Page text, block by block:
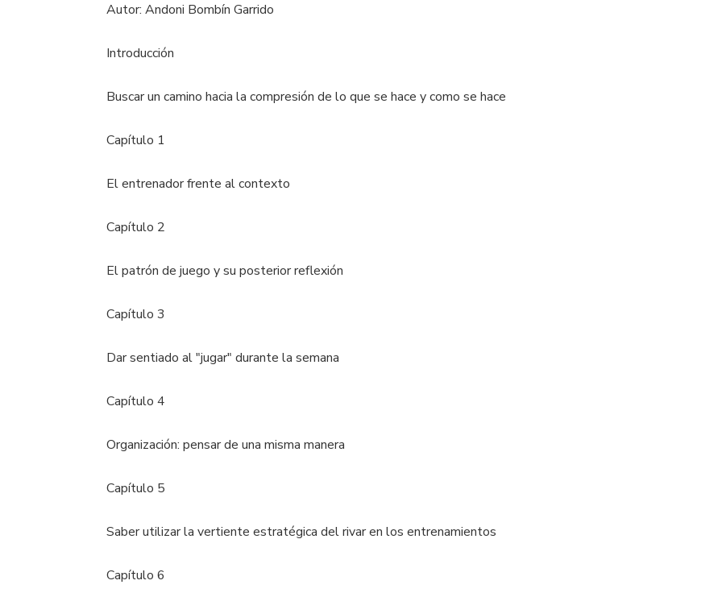
Autor: Andoni Bombín Garrido
Introducción
Buscar un camino hacia la compresión de lo que se hace y como se hace
Capítulo 1
El entrenador frente al contexto
Capítulo 2
El patrón de juego y su posterior reflexión
Capítulo 3
Dar sentiado al "jugar" durante la semana
Capítulo 4
Organización: pensar de una misma manera
Capítulo 5
Saber utilizar la vertiente estratégica del rivar en los entrenamientos
Capítulo 6